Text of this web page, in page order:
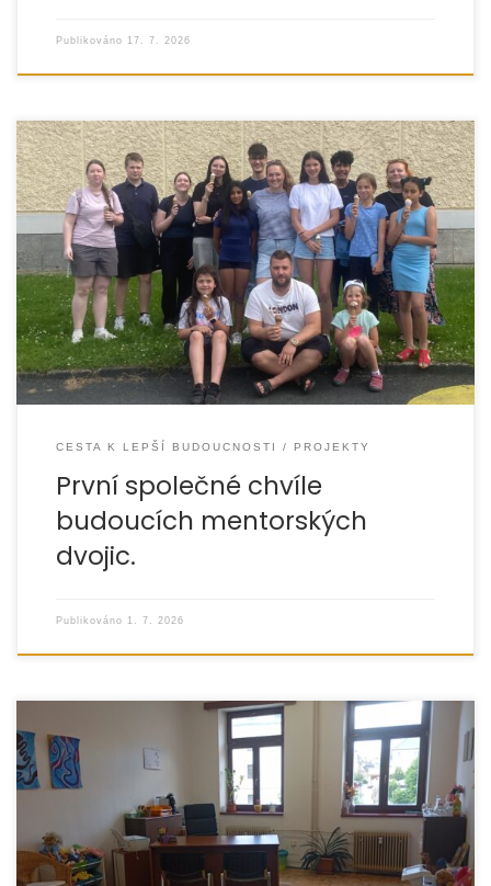
Publikováno 17. 7. 2026
Někdy stačí společná procházka, zmrzlina a první
rozhovor. Přesně tak neformálně v Jeseníku začalo
předmentorské setkání “Zmrzlinová tečka” projektu CESTA
k lepší budoucnosti.
CESTA K LEPŠÍ BUDOUCNOSTI PROJEKTY
První společné chvíle
budoucích mentorských
dvojic.
Publikováno 1. 7. 2026
Obyvatelé Bruntálska získávají lepší přístup k odborné
pomoci při řešení dluhů, exekucí a dalších obtížných
životních situací. Organizace EUROTOPIA.CZ rozšiřuje svou
poradenskou síť